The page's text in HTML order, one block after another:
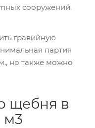
сооружений.
гравийную
партия
м., но также можно
щебня в
м3